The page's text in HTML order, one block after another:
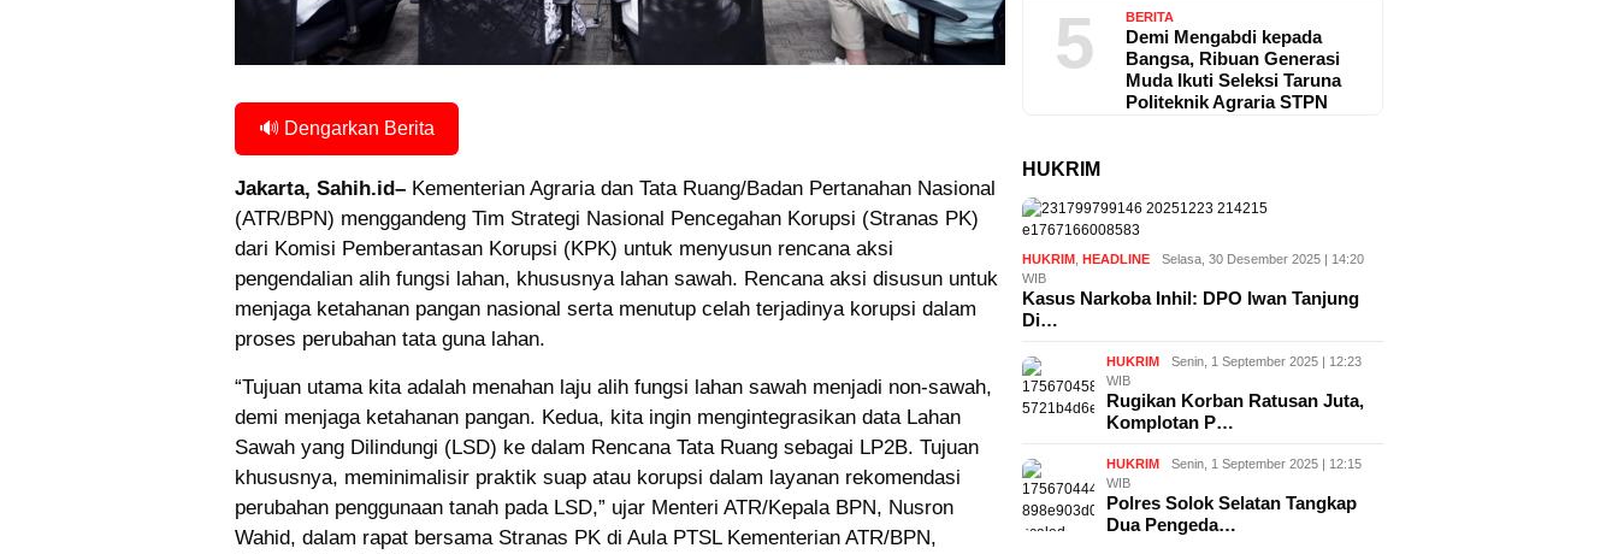
🔊 Dengarkan Berita
Jakarta, Sahih.id– Kementerian Agraria dan Tata Ruang/Badan Pertanahan Nasional
(ATR/BPN) menggandeng Tim Strategi Nasional Pencegahan Korupsi (Stranas PK)
dari Komisi Pemberantasan Korupsi (KPK) untuk menyusun rencana aksi
pengendalian alih fungsi lahan, khususnya lahan sawah. Rencana aksi disusun untuk
menjaga ketahanan pangan nasional serta menutup celah terjadinya korupsi dalam
proses perubahan tata guna lahan.
“Tujuan utama kita adalah menahan laju alih fungsi lahan sawah menjadi non-sawah,
demi menjaga ketahanan pangan. Kedua, kita ingin mengintegrasikan data Lahan
Sawah yang Dilindungi (LSD) ke dalam Rencana Tata Ruang sebagai LP2B. Tujuan
khususnya, meminimalisir praktik suap atau korupsi dalam layanan rekomendasi
perubahan penggunaan tanah pada LSD,” ujar Menteri ATR/Kepala BPN, Nusron
Wahid, dalam rapat bersama Stranas PK di Aula PTSL Kementerian ATR/BPN,
5 BERITA
Demi Mengabdi kepada
Bangsa, Ribuan Generasi
Muda Ikuti Seleksi Taruna
Politeknik Agraria STPN
HUKRIM
HUKRIM ,HEADLINE
Selasa, 30 Desember 2025 | 14:20
WIB
Kasus Narkoba Inhil: DPO Iwan Tanjung
Di…
HUKRIM
Senin, 1 September 2025 | 12:23
WIB
Rugikan Korban Ratusan Juta,
Komplotan P…
HUKRIM
Senin, 1 September 2025 | 12:15
WIB
Polres Solok Selatan Tangkap
Dua Pengeda…